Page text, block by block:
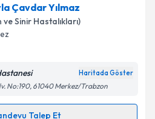
Gençiçin randevu takvimi talebi
randevu almanız için bir
e-posta ile bilgilendireceğiz.
işlenmesine ilişkin
Çavdar Yılmaz
Sinir Hastalıkları)
Haritada Göster
No:190, 61040 Merkez/Trabzon
Talep Et